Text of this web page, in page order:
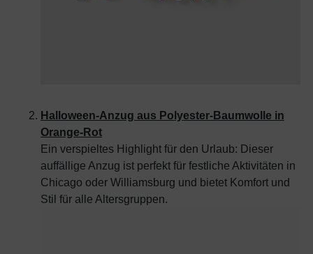
Halloween-Anzug aus Polyester-Baumwolle in
Orange-Rot
Ein verspieltes Highlight für den Urlaub: Dieser
auffällige Anzug ist perfekt für festliche Aktivitäten in
Chicago oder Williamsburg und bietet Komfort und
Stil für alle Altersgruppen.